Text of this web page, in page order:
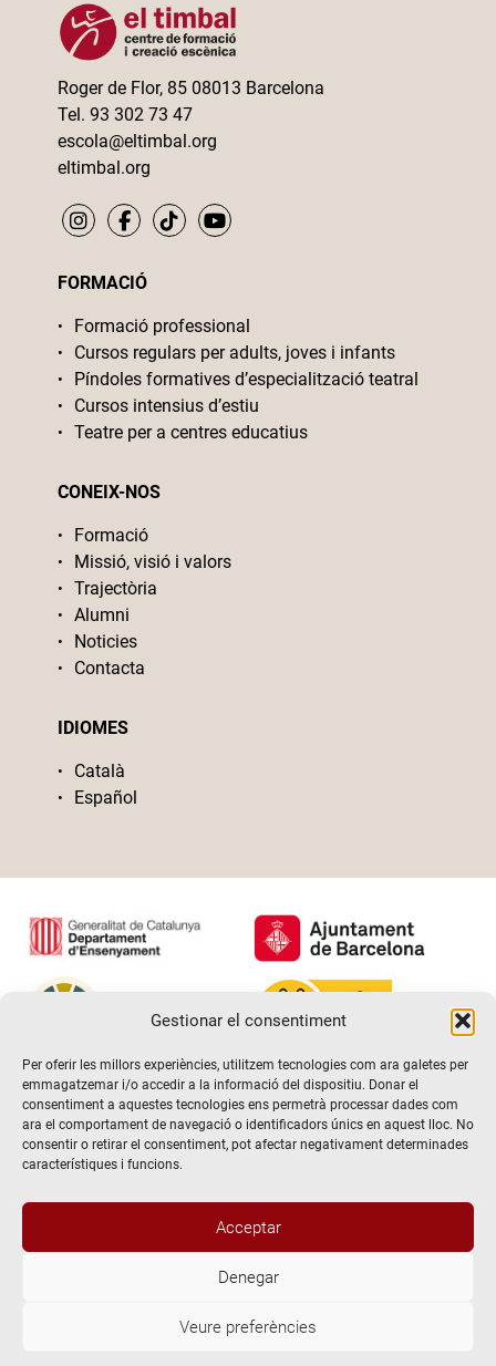
Gestionar el consentiment
Per oferir les millors experiències, utilitzem tecnologies com ara galetes per
emmagatzemar i/o accedir a la informació del dispositiu. Donar el
consentiment a aquestes tecnologies ens permetrà processar dades com
ara el comportament de navegació o identificadors únics en aquest lloc. No
consentir o retirar el consentiment, pot afectar negativament determinades
característiques i funcions.
Acceptar
Denegar
Veure preferències
Roger de Flor, 85 08013 Barcelona
Tel. 93 302 73 47
escola@eltimbal.org
eltimbal.org
FORMACIÓ
Formació professional
Cursos regulars per adults, joves i infants
Píndoles formatives d’especialització teatral
Cursos intensius d’estiu
Teatre per a centres educatius
CONEIX-NOS
Formació
Missió, visió i valors
Trajectòria
Alumni
Noticies
Contacta
IDIOMES
Català
Español
@2026 Escola de teatre El Timbal. Tots els drets reservats
Avís Legal